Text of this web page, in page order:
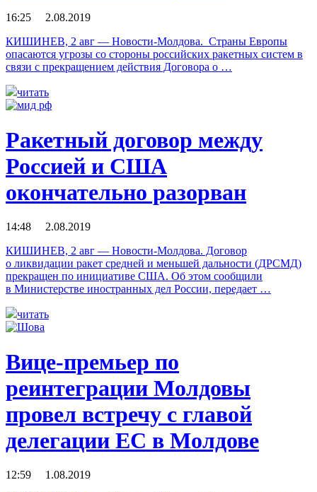
16:25 2.08.2019
КИШИНЕВ, 2 авг — Новости-Молдова. Страны Европы
опасаются угрозы со стороны российских ракетных систем в
связи с прекращением действия Договора о …
читать
Ракетный договор между
Россией и США
окончательно разорван
14:48 2.08.2019
КИШИНЕВ, 2 авг — Новости-Молдова. Договор
о ликвидации ракет средней и меньшей дальности (ДРСМД)
прекращен по инициативе США. Об этом сообщили
в Министерстве иностранных дел России, передает …
читать
Вице-премьер по
реинтеграции Молдовы
провел встречу с главой
делегации ЕС в Молдове
12:59 1.08.2019